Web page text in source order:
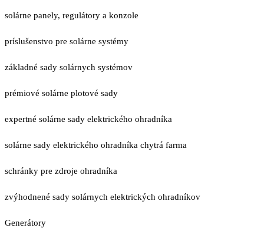
solárne panely, regulátory a konzole
príslušenstvo pre solárne systémy
základné sady solárnych systémov
prémiové solárne plotové sady
expertné solárne sady elektrického ohradníka
solárne sady elektrického ohradníka chytrá farma
schránky pre zdroje ohradníka
zvýhodnené sady solárnych elektrických ohradníkov
Generátory